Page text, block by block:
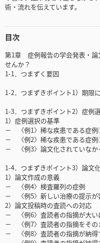
術・流れを伝えています。
目次
第1章 症例報告の学会発表・論
せんか？
1-1．つまずく要因
1-2．つまずきポイント1）期限
1-3．つまずきポイント2）症例
1）症例選択の基準
－ 〈例1〉稀な疾患である症
－ 〈例2〉稀な疾患である症
－ 〈例3〉論文化されていなか
1-4．つまずきポイント3）論文
1）論文作成の意義
－ 〈例4〉検査羅列の症例
－ 〈例5〉新しい治療の提示が
2）論文投稿時の査読への対応
－ 〈例6〉査読者の指摘が大い
－ 〈例7〉査読者の指摘をその
－ 〈例8〉査読者の指摘が納